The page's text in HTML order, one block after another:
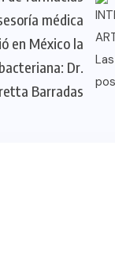
médica
en México la
Dr.
Barradas